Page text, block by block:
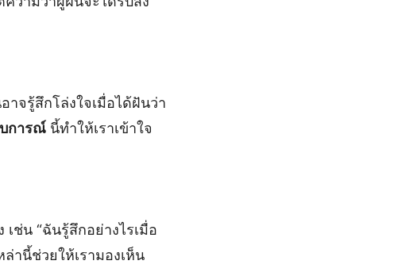
จรู้สึกโล่งใจเมื่อได้ฝันว่า
การณ์ นี้ทำให้เราเข้าใจ
ช่น “ฉันรู้สึกอย่างไรเมื่อ
านี้ช่วยให้เรามองเห็น